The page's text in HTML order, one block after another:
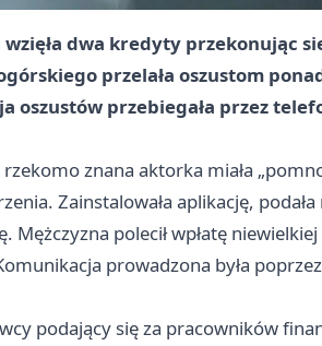
dwa kredyty przekonując
przelała oszustom
oszustów przebiegała przez
znana aktorka miała
Zainstalowała aplikację,
Mężczyzna polecił wpłatę
prowadzona była
podający się za pracowników